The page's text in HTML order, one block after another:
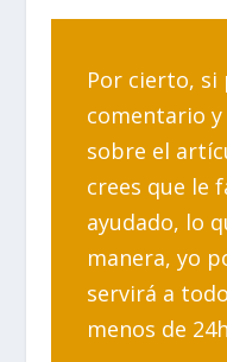
Por cierto, si
comentario
sobre el
crees que le
ayudado, lo
manera, yo
servirá a
menos de